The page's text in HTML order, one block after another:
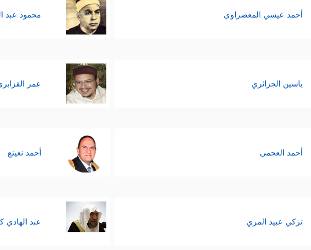
أحمد عيسي المعصراوي محمود عبد
ياسين الجزائري عمر
أحمد العجمي أحمد نعينع
تركي عبيد المري عبد الهادي